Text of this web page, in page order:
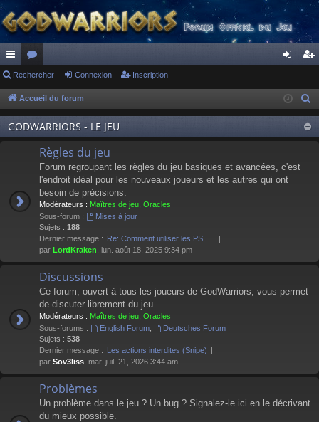
ac
co
ur
ci
or
u
m
s
ne
xi
on
cri
pti
on
Rechercher Connexion Inscription
Accueil du forum
GODWARRIORS - LE JEU
Règles du jeu
Forum regroupant les règles du jeu basiques et avancées, c'est
l'endroit idéal pour les nouveaux joueurs et les autres qui ont
besoin de précisions.
Modérateurs : Maîtres de jeu Oracles
Sous-forum :
Mises à jour
Sujets : 188
Dernier message : Re: Comment utiliser les PS, …
par LordKraken , lun. août 18, 2025 9:34 pm
Discussions
Ce forum, ouvert à tous les joueurs de GodWarriors, vous permet
de discuter librement du jeu.
Modérateurs : Maîtres de jeu Oracles
Sous-forums :
English Forum,
Deutsches Forum
Sujets : 538
Dernier message : Les actions interdites (Snipe)
par Sov3liss , mar. juil. 21, 2026 3:44 am
Problèmes
Un problème dans le jeu ? Un bug ? Signalez-le ici en le décrivant
du mieux possible.